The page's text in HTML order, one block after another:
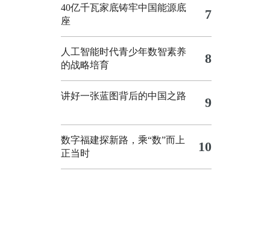
40亿千瓦家底铸牢中国能源底
座
7
人工智能时代青少年数智素养
的战略培育
8
讲好一张蓝图背后的中国之路 9
数字福建探新路，乘“数”而上
正当时
10